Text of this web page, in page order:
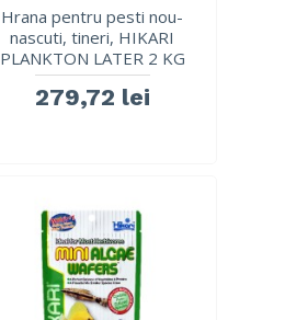
Hrana pentru pesti nou-
nascuti, tineri, HIKARI
PLANKTON LATER 2 KG
279,72 lei